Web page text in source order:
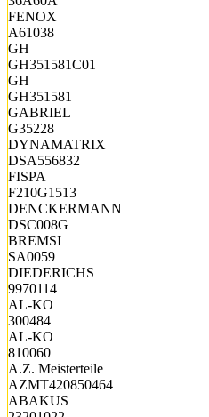
FENOX
A61038
GH
GH351581C01
GH
GH351581
GABRIEL
G35228
DYNAMATRIX
DSA556832
FISPA
F210G1513
DENCKERMANN
DSC008G
BREMSI
SA0059
DIEDERICHS
9970114
AL-KO
300484
AL-KO
810060
A.Z. Meisterteile
AZMT420850464
ABAKUS